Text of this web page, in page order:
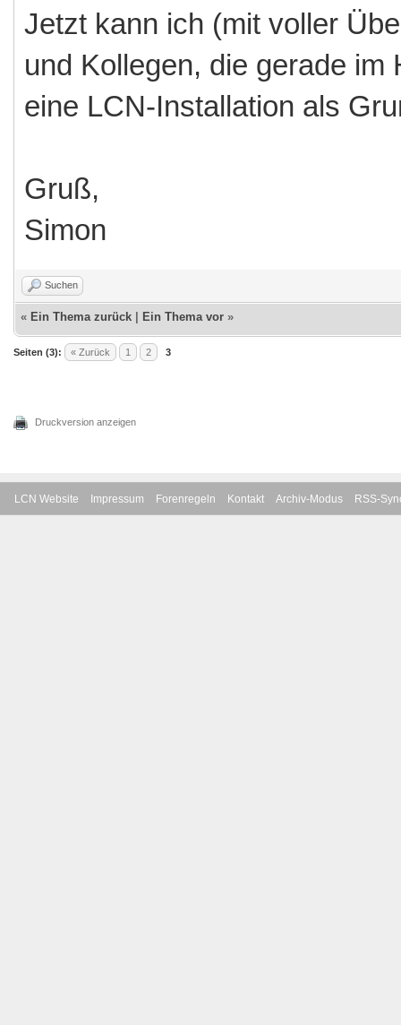
Jetzt kann ich (mit voller
und Kollegen, die gerade
eine LCN-Installation als
Gruß,
Simon
Suchen
« Ein Thema zurück Ein Thema vor »
Seiten (3): « Zurück 1 2 3
Druckversion anzeigen
LCN Website Impressum Forenregeln Kontakt Archiv-Modus RSS-